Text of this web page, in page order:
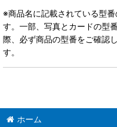
※商品名に記載されている型
す。一部、写真とカードの型
際、必ず商品の型番をご確認
す。
ホーム